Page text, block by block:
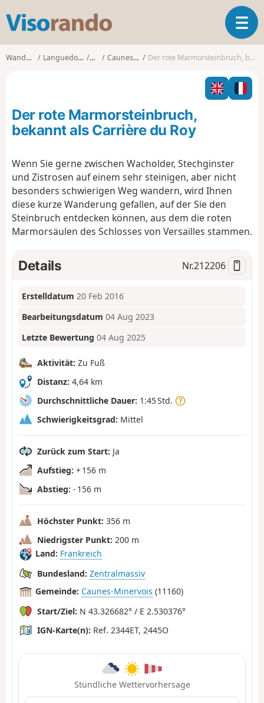
s
o
o
T
o
g
g
l
n
Wanderungen Languedoc-Roussillon AudeCaunes-Minervois Der rote Marmorsteinbruch, bekannt als Carrière du Roy
Der rote Marmorsteinbruch,
bekannt als Carrière du Roy
Wenn Sie gerne zwischen Wacholder, Stechginster
und Zistrosen auf einem sehr steinigen, aber nicht
besonders schwierigen Weg wandern, wird Ihnen
diese kurze Wanderung gefallen, auf der Sie den
Steinbruch entdecken können, aus dem die roten
Marmorsäulen des Schlosses von Versailles stammen.
Details Nr.212206
Erstelldatum 20 Feb 2016
Bearbeitungsdatum 04 Aug 2023
Letzte Bewertung 04 Aug 2025
Aktivität: Zu Fuß
Distanz: 4,64 km
Durchschnittliche Dauer: 1:45 Std.
Schwierigkeitsgrad: Mittel
Zurück zum Start: Ja
Aufstieg: + 156 m
Abstieg: - 156 m
Höchster Punkt: 356 m
Niedrigster Punkt: 200 m
Land: Frankreich
Bundesland: Zentralmassiv
Gemeinde: Caunes-Minervois (11160)
Start/Ziel: N 43.326682° / E 2.530376°
IGN-Karte(n): Ref. 2344ET, 2445O
Stündliche Wettervorhersage